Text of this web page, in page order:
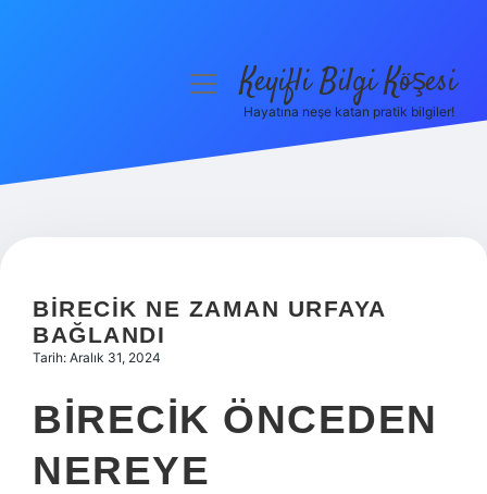
Hakkımızda
menüyüKeyifli Bilgi Köşesi
Hayatına neşe katan pratik bilgiler!
BIRECIK NE ZAMAN URFAYA
BAĞLANDI
Tarih: Aralık 31, 2024
BIRECIK ÖNCEDEN
NEREYE